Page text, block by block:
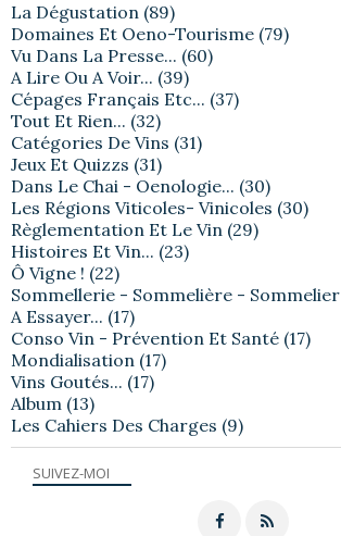
SUIVEZ-MOI
La Dégustation (89)
Domaines Et Oeno-Tourisme (79)
Vu Dans La Presse... (60)
A Lire Ou A Voir... (39)
Cépages Français Etc... (37)
Tout Et Rien... (32)
Catégories De Vins (31)
Jeux Et Quizzs (31)
Dans Le Chai - Oenologie... (30)
Les Régions Viticoles- Vinicoles (30)
Règlementation Et Le Vin (29)
Histoires Et Vin... (23)
Ô Vigne ! (22)
Sommellerie - Sommelière - Sommelier
A Essayer... (17)
Conso Vin - Prévention Et Santé (17)
Mondialisation (17)
Vins Goutés... (17)
Album (13)
Les Cahiers Des Charges (9)